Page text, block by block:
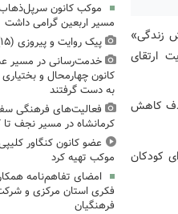
زندگی»
ارتقای
با هدف کاهش
کودکان
موکب کانون سرپل‌ذهاب
مسیر اربعین گرامی داشت
پیک روایت و پیروزی (۱۵)، میدان‌داری نوجوانان
خدمت‌رسانی در مسیر
کانون چهارمحال و
به دست گرفتند
فعالیت‌های فرهنگی
کرمانشاه در مسیر نجف تا
عضو کانون کنگاور
موکب تهیه کرد
امضای تفاهم‌نامه
فکری استان مرکزی و
فرهنگیان